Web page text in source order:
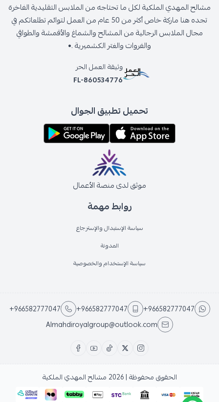
روابط مهمة
سياسة الإستبدال والإسترجاع
المدونة
سياسة الإستخدام والخصوصية
مشالح المهدي الملكية لكل ما تحتاجه من الملابس التقليدية الفاخرة
تجده هنا ماركة خاص أكثر من 50 عام من العمل لتوائم تطلعاتكم في
مجال الملابس الرجالية من المشالح والشماغ والأقمشة والطواقي
والفروات والغتر الكشميرية .•
وثيقة العمل الحر
FL-860534776
تحميل تطبيق الجوال
موثق لدى منصة الأعمال
+966582777047
+966582777047
+966582777047
Almahdiroyalgroup@outlook.com
الحقوق محفوظة | 2026 مشالح المهدي الملكية